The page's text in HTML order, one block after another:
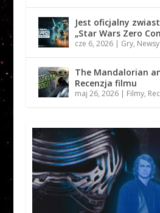
Jest oficjalny
„Star Wars Zero
cze 6, 2026| Gry, Newsy
The Mandalorian
Recenzja filmu
maj 26, 2026| Filmy,